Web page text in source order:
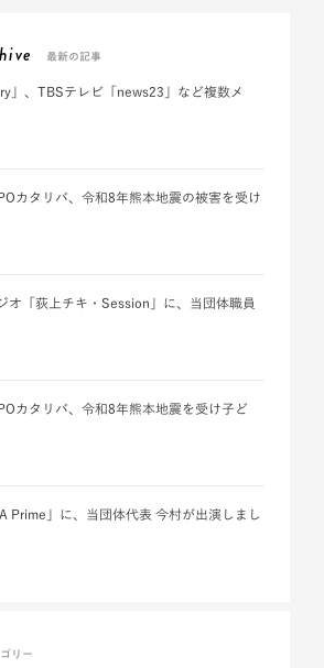
最新の記事
」、TBSテレビ「news23」など複数メ
カタリバ、令和8年熊本地震の被害を受け
オ「荻上チキ・Session」に、当団体職員
カタリバ、令和8年熊本地震を受け子ど
Prime」に、当団体代表 今村が出演しまし
リー